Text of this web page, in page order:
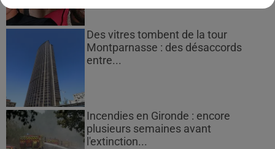
Des vitres tombent de la tour
Montparnasse : des désaccords
entre...
Incendies en Gironde : encore
plusieurs semaines avant
l'extinction...